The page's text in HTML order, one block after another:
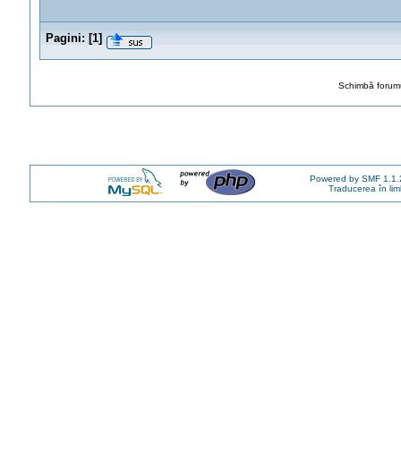
Pagini: [1]
Schimbă
Powered by SMF
Traducerea în